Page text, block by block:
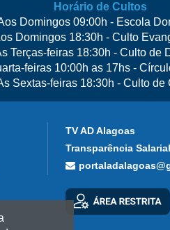
Horário de Cultos
Domingos 09:00h - Escola
Domingos 18:30h - Culto
Terças-feiras 18:30h - Culto de
feiras 10:00h as 17hs -
Sextas-feiras 18:30h - Culto de
TV AD Alagoas
Transparência Salarial